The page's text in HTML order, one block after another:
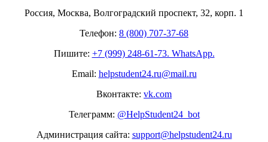
Россия, Москва, Волгоградский проспект, 32, корп. 1
Телефон: 8 (800) 707-37-68
Пишите: +7 (999) 248-61-73. WhatsApp.
Email: helpstudent24.ru@mail.ru
Вконтакте: vk.com
Телеграмм: @HelpStudent24_bot
Администрация сайта: support@helpstudent24.ru